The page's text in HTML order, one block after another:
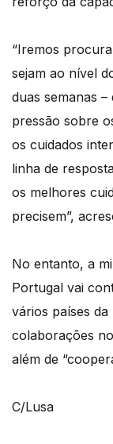
“Iremos
sejam ao nível
duas semanas
pressão sobre
os cuidados
linha de
os melhores
precisem”,
No entanto, a
Portugal vai
vários países
colaborações
além de
C/Lusa